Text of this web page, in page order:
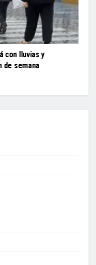
con lluvias y
de semana